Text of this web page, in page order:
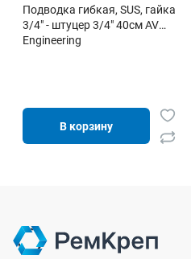
Подводка гибкая, SUS, гайка
3/4" - штуцер 3/4" 40см AV
Engineering
В корзину